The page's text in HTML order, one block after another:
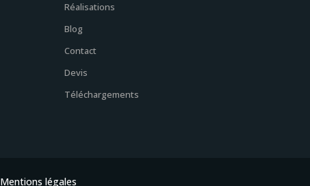
Réalisations
Blog
Contact
Devis
Téléchargements
Mentions légales